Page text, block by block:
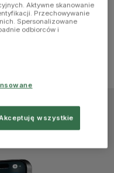
Aktywne skanowanie
Przechowywanie
Spersonalizowane
odbiorców i
wszystkie